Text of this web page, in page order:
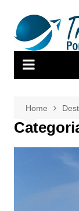
contenuto
Home